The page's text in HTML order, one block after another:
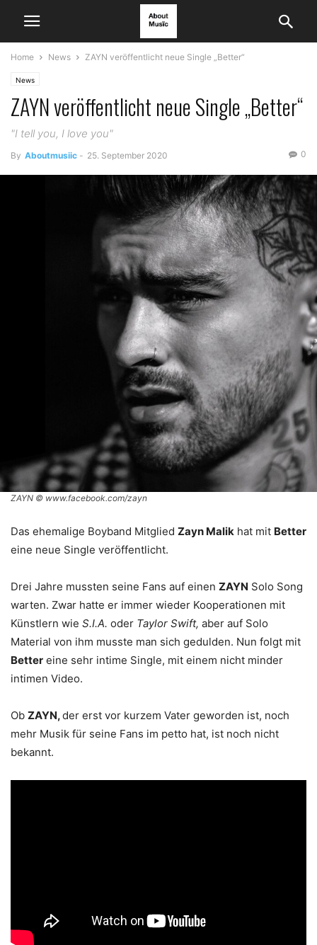
Home News ZAYN veröffentlicht neue Single „Better“
News
ZAYN veröffentlicht neue Single „Better“
"I tell you, I love you"
By Aboutmusiic - 25. September 2020 0
ZAYN © www.facebook.com/zayn
Das ehemalige Boyband Mitglied Zayn Malik hat mit Better
eine neue Single veröffentlicht.
Drei Jahre mussten seine Fans auf einen ZAYN Solo Song
warten. Zwar hatte er immer wieder Kooperationen mit
Künstlern wie S.I.A. oder Taylor Swift, aber auf Solo
Material von ihm musste man sich gedulden. Nun folgt mit
Better eine sehr intime Single, mit einem nicht minder
intimen Video.
Ob ZAYN,der erst vor kurzem Vater geworden ist, noch
mehr Musik für seine Fans im petto hat, ist noch nicht
bekannt.